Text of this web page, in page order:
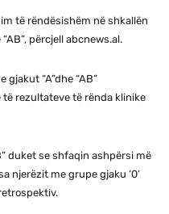
të rëndësishëm në shkallën
përcjell abcnews.al.
“A”dhe “AB”
rezultateve të rënda klinike
duket se shfaqin ashpërsi më
njerëzit me grupe gjaku ‘0’